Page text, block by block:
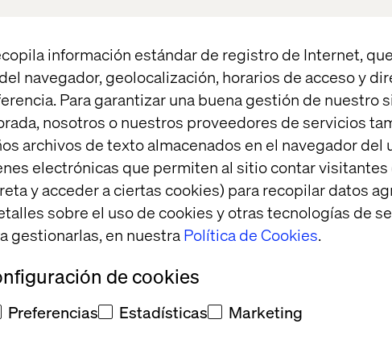
información estándar de registro de Internet,
navegador, geolocalización, horarios de acceso y
Para garantizar una buena gestión de nuestro
nosotros o nuestros proveedores de servicios
archivos de texto almacenados en el navegador del
electrónicas que permiten al sitio contar visitantes
y acceder a ciertas cookies) para recopilar datos
sobre el uso de cookies y otras tecnologías de
gestionarlas, en nuestraPolítica de Cookies.
de cookies
Preferencias Estadísticas Marketing
expect from a meeting
high-value strategy sessions where you
of your primary bottleneck.
for a more efficient workflow.
case for investing in operational excellence.
experts